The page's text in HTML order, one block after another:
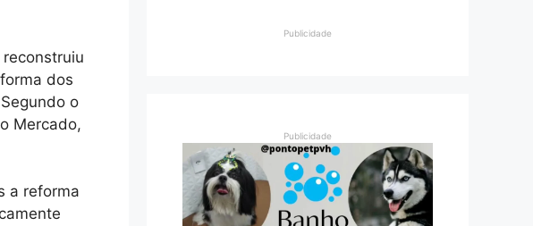
dos
o
Mercado,
a reforma
Publicidade
Publicidade